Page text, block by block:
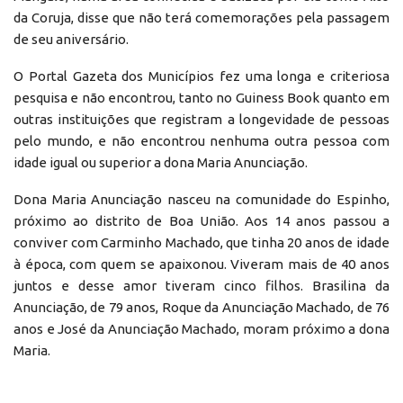
da Coruja, disse que não terá comemorações pela passagem
de seu aniversário.
O Portal Gazeta dos Municípios fez uma longa e criteriosa
pesquisa e não encontrou, tanto no Guiness Book quanto em
outras instituições que registram a longevidade de pessoas
pelo mundo, e não encontrou nenhuma outra pessoa com
idade igual ou superior a dona Maria Anunciação.
Dona Maria Anunciação nasceu na comunidade do Espinho,
próximo ao distrito de Boa União. Aos 14 anos passou a
conviver com Carminho Machado, que tinha 20 anos de idade
à época, com quem se apaixonou. Viveram mais de 40 anos
juntos e desse amor tiveram cinco filhos. Brasilina da
Anunciação, de 79 anos, Roque da Anunciação Machado, de 76
anos e José da Anunciação Machado, moram próximo a dona
Maria.